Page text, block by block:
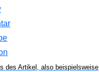
des Artikel, also beispielsweise